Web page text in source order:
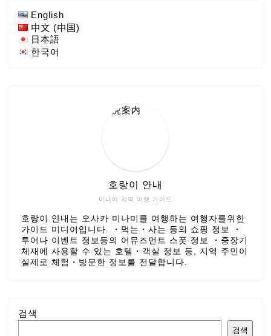
English
中文 (中国)
日本語
한국어
미나미 지역 여행 가이드
호랑이 안내
호랑이 안내는 오사카 미나미를 여행하는 여행자를위한
가이드 미디어입니다. ・먹는・사는 등의 쇼핑 정보 ・
투어나 이벤트 정보등의 어뮤즈먼트 스폿 정보 ・중장기
체재에 사용할 수 있는 호텔・객실 정보 등, 지역 주민이
실제로 체험・방문한 정보를 전달합니다.
검색
검색